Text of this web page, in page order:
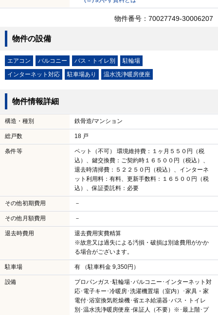
物件番号：70027749-30006207
物件の設備
エアコン バルコニー バス・トイレ別
駐輪場
インターネット対応
駐車場あり 温水洗浄暖房便座
物件情報詳細
構造・種別 鉄骨造/マンション
総戸数 18 戸
条件等
ペット（不可） 環境維持費：１ヶ月５５０円（税
込）、鍵交換費：ご契約時１６５００円（税込）、
退去時清掃費：５２２５０円（税込）、インターネ
ット利用料：有料、更新手数料：１６５００円（税
込）、保証委託料：必要
その他初期費用 －
その他月額費用 －
退去時費用
退去費用実費精算
※故意又は過失による汚損・破損は別途費用がかか
る場合がございます。
駐車場 有 （駐車料金 9,350円）
設備
プロパンガス･駐輪場･バルコニー･インターネット対
応･電子キー･冷暖房･洗濯機置場（室内）･家具・家
電付･浴室換気乾燥機･省エネ給湯器･バス・トイレ
別･温水洗浄暖房便座･保証人（不要）※･最上階･プ